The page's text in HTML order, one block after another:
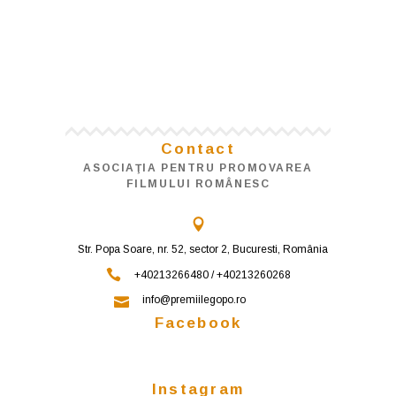
Contact
ASOCIAŢIA PENTRU PROMOVAREA
FILMULUI ROMÂNESC
Str. Popa Soare, nr. 52, sector 2, Bucuresti, România
+40213266480 / +40213260268
info@premiilegopo.ro
Facebook
Instagram